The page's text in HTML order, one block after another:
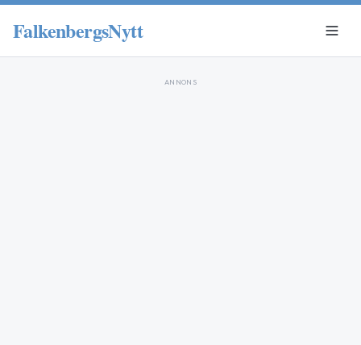
FalkenbergsNytt
ANNONS